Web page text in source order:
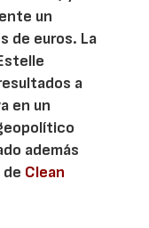
un
de euros. La
a
en un
además
de Clean